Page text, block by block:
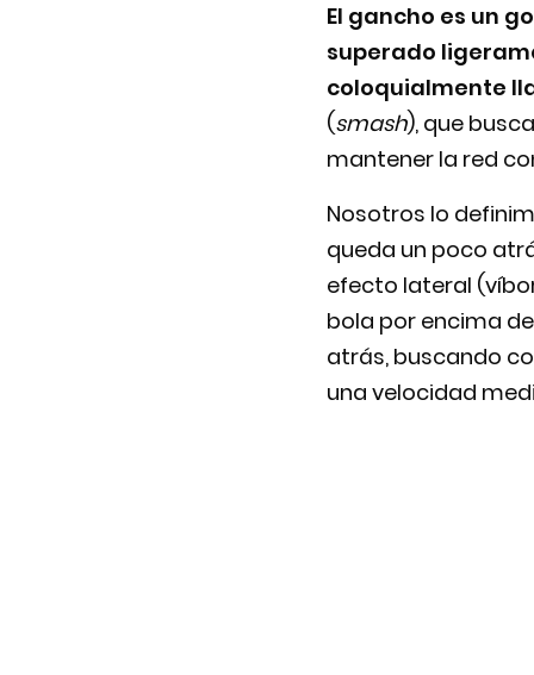
El gancho es un
superado
coloquialmente
(smash), que
mantener la red
Nosotros lo
queda un poco
efecto lateral
bola por encima
atrás, buscando
una velocidad